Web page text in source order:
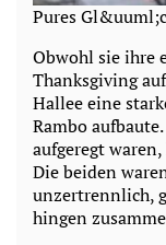
Pures
Obwohl sie ihre
Thanksgiving
Hallee eine
Rambo
aufgeregt
Die beiden
unzertrennlich,
hingen